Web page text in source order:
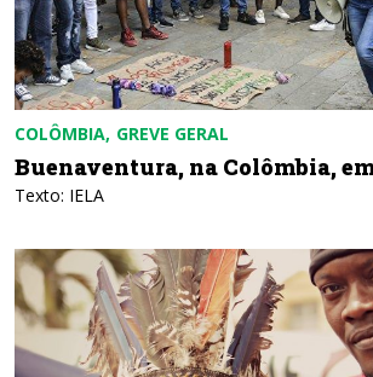
COLÔMBIA GREVE GERAL
Buenaventura, na Colômbia,
Texto: IELA